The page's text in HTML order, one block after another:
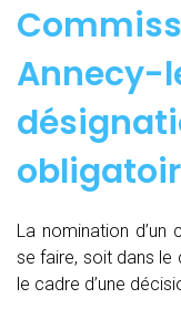
Annecy-
La nomination d’un
se faire, soit dans le
le cadre d’une